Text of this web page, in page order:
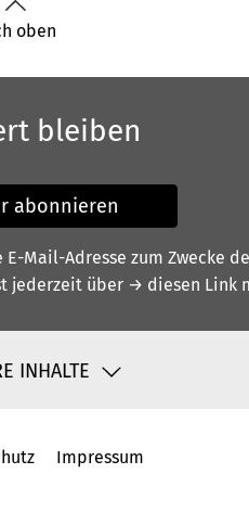
oben
bleiben
abonnieren
Mail-Adresse zum Zwecke
jederzeit über → diesen Link
INHALTE
Impressum